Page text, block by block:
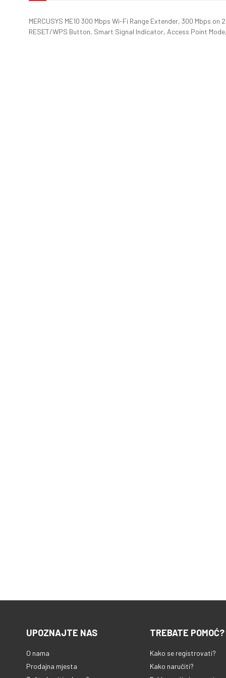
MERCUSYS ME10 300 Mbps Wi-Fi Range Extender, 300 Mbps on
RESET/WPS Button, Smart Signal Indicator, Access Point
UPOZNAJTE NAS
O nama
Prodajna mjesta
TREBATE POMOĆ?
Kako se registrovati?
Kako naručiti?